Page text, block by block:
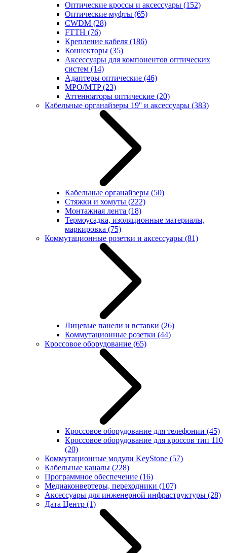
Оптические кроссы и аксессуары (152)
Оптические муфты (65)
CWDM (28)
FTTH (76)
Крепление кабеля (186)
Коннекторы (35)
Аксессуары для компонентов оптических
систем (14)
Адаптеры оптические (46)
MPO/MTP(23)
Аттенюаторы оптические (20)
Кабельные органайзеры 19'' и аксессуары (383)
Кабельные органайзеры (50)
Стяжки и хомуты (222)
Монтажная лента (18)
Термоусадка, изоляционные материалы,
маркировка (75)
Коммутационные розетки и аксессуары (81)
Лицевые панели и вставки (26)
Коммутационные розетки (44)
Кроссовое оборудование (65)
Кроссовое оборудование для телефонии (45)
Кроссовое оборудование для кроссов тип 110
(20)
Коммутационные модули KeyStone (57)
Кабельные каналы (228)
Программное обеспечение (16)
Медиаконвертеры, переходники (107)
Аксессуары для инженерной инфраструктуры (28)
Дата Центр (1)